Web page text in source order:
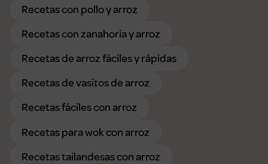
Recetas con pollo y arroz
Recetas con zanahoria y arroz
Recetas de arroz fáciles y rápidas
Recetas de vasitos de arroz
Recetas fáciles con arroz
Recetas para wok con arroz
Recetas tailandesas con arroz